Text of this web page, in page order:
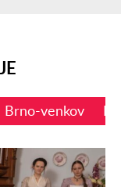
Brno-venkov